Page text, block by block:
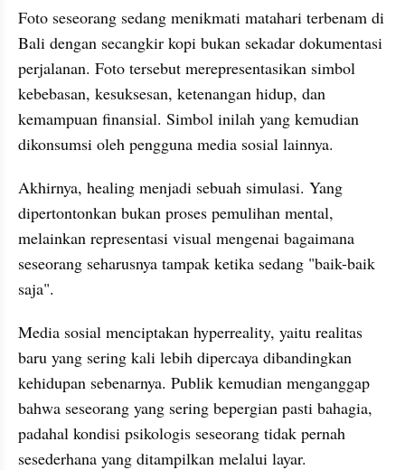
Foto seseorang sedang menikmati matahari terbenam di
Bali dengan secangkir kopi bukan sekadar dokumentasi
perjalanan. Foto tersebut merepresentasikan simbol
kebebasan, kesuksesan, ketenangan hidup, dan
kemampuan finansial. Simbol inilah yang kemudian
dikonsumsi oleh pengguna media sosial lainnya.
Akhirnya, healing menjadi sebuah simulasi. Yang
dipertontonkan bukan proses pemulihan mental,
melainkan representasi visual mengenai bagaimana
seseorang seharusnya tampak ketika sedang "baik-baik
saja".
Media sosial menciptakan hyperreality, yaitu realitas
baru yang sering kali lebih dipercaya dibandingkan
kehidupan sebenarnya. Publik kemudian menganggap
bahwa seseorang yang sering bepergian pasti bahagia,
padahal kondisi psikologis seseorang tidak pernah
sesederhana yang ditampilkan melalui layar.